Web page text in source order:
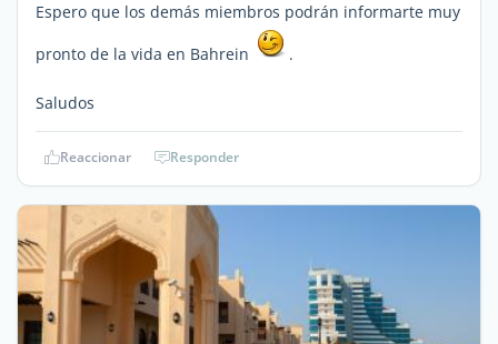
Espero que los demás miembros podrán informarte muy
pronto de la vida en Bahrein
.
Saludos
Reaccionar Responder